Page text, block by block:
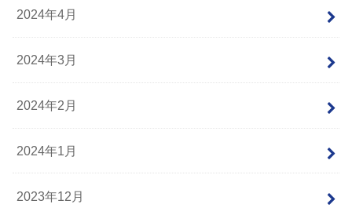
2024年4月
2024年3月
2024年2月
2024年1月
2023年12月